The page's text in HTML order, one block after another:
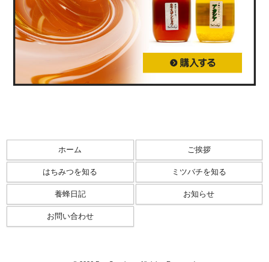
ホーム ご挨拶
はちみつを知る ミツバチを知る
養蜂日記 お知らせ
お問い合わせ